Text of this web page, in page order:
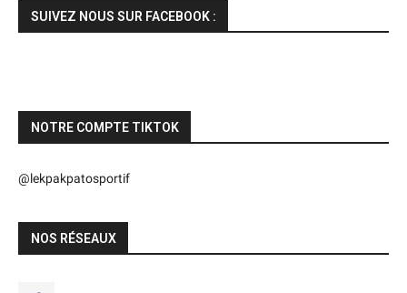
SUIVEZ NOUS SUR FACEBOOK :
NOTRE COMPTE TIKTOK
@lekpakpatosportif
NOS RÉSEAUX